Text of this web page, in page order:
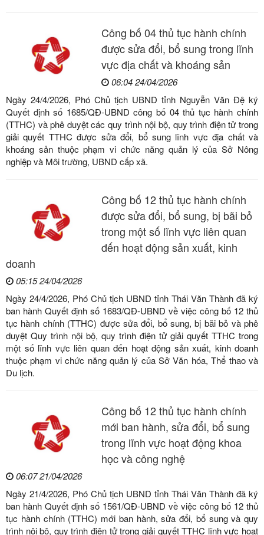
Công bố 04 thủ tục hành chính
được sửa đổi, bổ sung trong lĩnh
vực địa chất và khoáng sản
06:04 24/04/2026
Ngày 24/4/2026, Phó Chủ tịch UBND tỉnh Nguyễn Văn Đệ ký
Quyết định số 1685/QĐ-UBND công bố 04 thủ tục hành chính
(TTHC) và phê duyệt các quy trình nội bộ, quy trình điện tử trong
giải quyết TTHC được sửa đổi, bổ sung lĩnh vực địa chất và
khoáng sản thuộc phạm vi chức năng quản lý của Sở Nông
nghiệp và Môi trường, UBND cấp xã.
Công bố 12 thủ tục hành chính
được sửa đổi, bổ sung, bị bãi bỏ
trong một số lĩnh vực liên quan
đến hoạt động sản xuất, kinh
doanh
05:15 24/04/2026
Ngày 24/4/2026, Phó Chủ tịch UBND tỉnh Thái Văn Thành đã ký
ban hành Quyết định số 1683/QĐ-UBND về việc công bố 12 thủ
tục hành chính (TTHC) được sửa đổi, bổ sung, bị bãi bỏ và phê
duyệt Quy trình nội bộ, quy trình điện tử giải quyết TTHC trong
một số lĩnh vực liên quan đến hoạt động sản xuất, kinh doanh
thuộc phạm vi chức năng quản lý của Sở Văn hóa, Thể thao và
Du lịch.
Công bố 12 thủ tục hành chính
mới ban hành, sửa đổi, bổ sung
trong lĩnh vực hoạt động khoa
học và công nghệ
06:07 21/04/2026
Ngày 21/4/2026, Phó Chủ tịch UBND tỉnh Thái Văn Thành đã ký
ban hành Quyết định số 1561/QĐ-UBND về việc công bố 12 thủ
tục hành chính (TTHC) mới ban hành, sửa đổi, bổ sung và quy
trình nội bộ, quy trình điện tử trong giải quyết TTHC lĩnh vực hoạt